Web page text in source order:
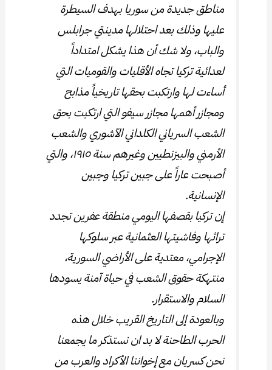
مناطق جديدة من سوريا بهدف السيطرة
عليها وذلك بعد احتلالها مدينتي جرابلس
والباب، ولا شك أن هذا يشكل امتداداً
لعدائية تركيا تجاه الأقليات والقوميات التي
أساءت لها وارتكبت بحقها تاريخياً مذابح
ومجازر أهمها مجازر سيفو التي ارتكبت بحق
الشعب السرياني الكلداني الآشوري والشعب
الأرمني والبيزنطيين وغيرهم سنة ١٩١٥، والتي
أصبحت عاراً على جبين تركيا وجبين
الإنسانية.
إن تركيا بقصفها اليومي منطقة عفرين تجدد
تراثها وفاشيتها العثمانية عبر سلوكها
الإجرامي، معتدية على الأراضي السورية،
منتهكة حقوق الشعب في حياة آمنة يسودها
السلام والاستقرار.
وبالعودة إلى التاريخ القريب خلال هذه
الحرب الطاحنة لا بد ان نستذكر ما يجمعنا
نحن كسريان مع إخواننا الأكراد والعرب من